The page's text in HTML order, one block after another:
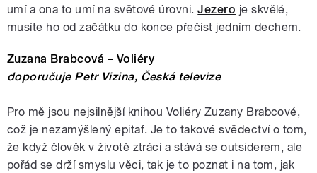
umí a ona to umí na světové úrovni.Jezero je skvělé,
musíte ho od začátku do konce přečíst jedním dechem.
Zuzana Brabcová – Voliéry
doporučuje Petr Vizina, Česká televize
Pro mě jsou nejsilnější knihou Voliéry Zuzany Brabcové,
což je nezamýšlený epitaf. Je to takové svědectví o tom,
že když člověk v životě ztrácí a stává se outsiderem, ale
pořád se drží smyslu věci, tak je to poznat i na tom, jak